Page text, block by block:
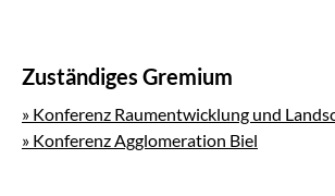
Zuständiges Gremium
» Konferenz Raumentwicklung und
» Konferenz Agglomeration Biel